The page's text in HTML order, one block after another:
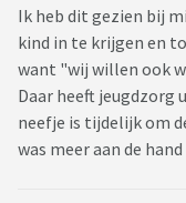
Ik heb dit gezien bij
kind in te krijgen en
want "wij willen ook
Daar heeft jeugdzorg
neefje is tijdelijk om
was meer aan de